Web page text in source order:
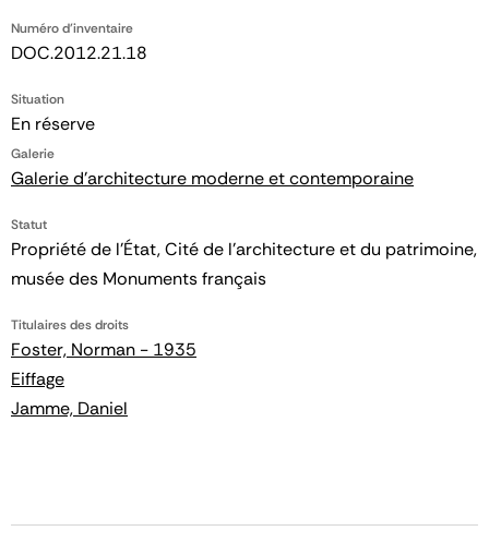
Numéro d'inventaire
DOC.2012.21.18
Situation
En réserve
Galerie
Galerie d'architecture moderne et contemporaine
Statut
Propriété de l’État, Cité de l’architecture et du patrimoine,
musée des Monuments français
Titulaires des droits
Foster, Norman - 1935
Eiffage
Jamme, Daniel